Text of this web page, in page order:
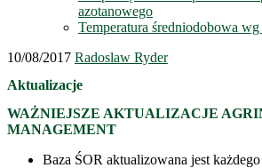
azotanowego
Temperatura średniodobowa
10/08/2017 Radoslaw Ryder
Aktualizacje
WAŻNIEJSZE AKTUALIZACJE
MANAGEMENT
Baza ŚOR aktualizowana jest każdego